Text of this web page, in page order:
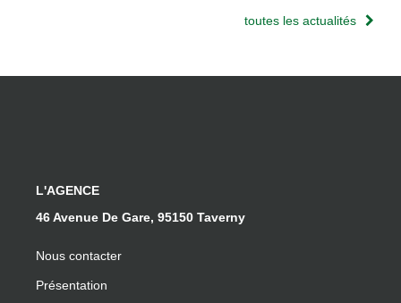
toutes les actualités
L'AGENCE
46 Avenue De Gare, 95150 Taverny
Nous contacter
Présentation